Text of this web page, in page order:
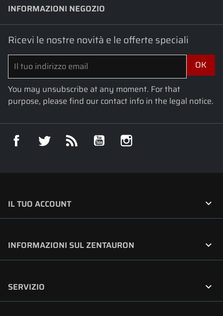
INFORMAZIONI NEGOZIO
Ricevi le nostre novità e le offerte speciali
You may unsubscribe at any moment. For that
purpose, please find our contact info in the legal notice.
Facebook Twitter YouTube
IL TUO ACCOUNT 
INFORMAZIONI SUL ZENTAURON 
SERVIZIO 